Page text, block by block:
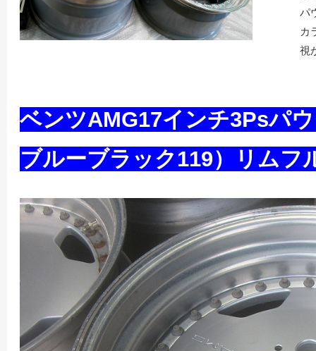
パ
カ
視
ベンツAMG17インチ3Psパ
ブルーブラック119）リムフ